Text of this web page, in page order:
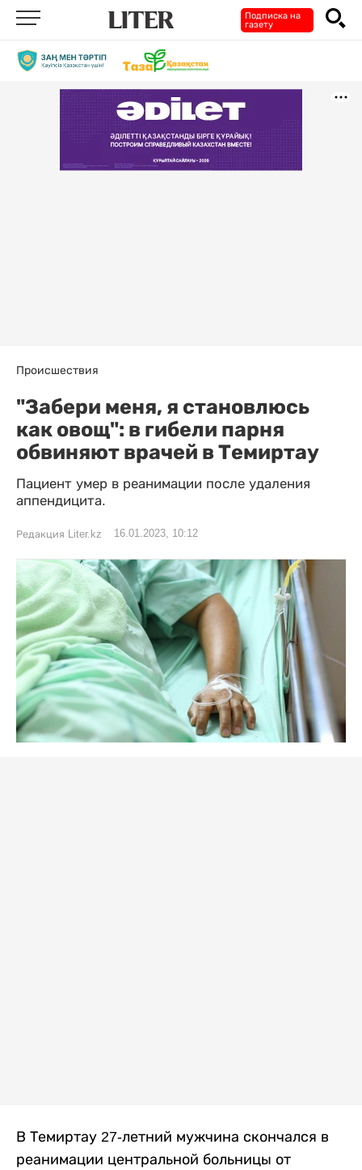
Подписка на
газету
Происшествия
"Забери меня, я становлюсь
как овощ": в гибели парня
обвиняют врачей в Темиртау
Пациент умер в реанимации после удаления
аппендицита.
Редакция Liter.kz 16.01.2023, 10:12
В Темиртау 27-летний мужчина скончался в
реанимации центральной больницы от